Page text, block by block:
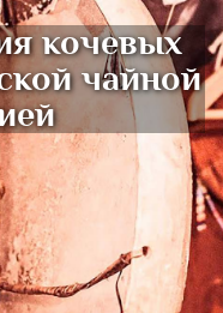
кочевых
чайной